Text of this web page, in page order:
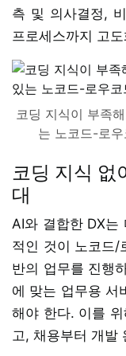
측 및 의사결정,
프로세스까지 고
코딩 지식이 부족
는 노코드-로
코딩 지식 없
대
AI와 결합한 DX는
적인 것이 노코드/
반의 업무를 진행
에 맞는 업무용 서
해야 한다. 이를
고, 채용부터 개발